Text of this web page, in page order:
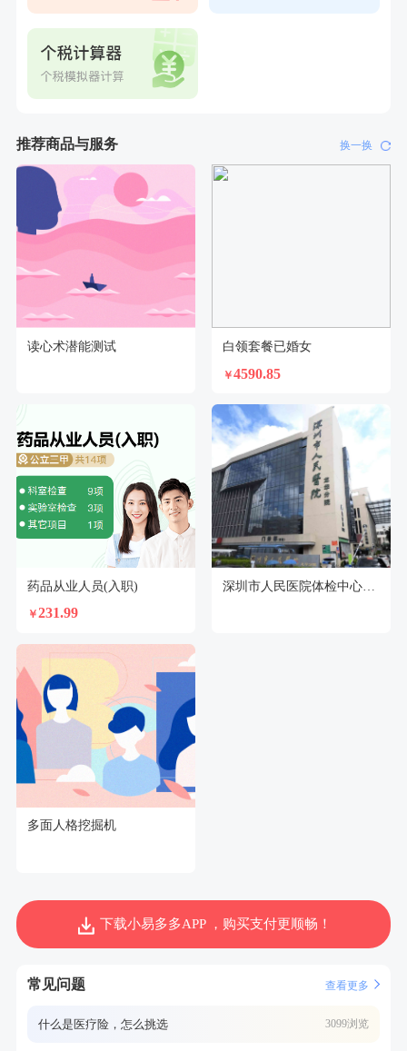
推荐商品与服务 换一换
读心术潜能测试 白领套餐已婚女
￥4590.85
药品从业人员(入职)
￥231.99
深圳市人民医院体检中心（龙华分院）
多面人格挖掘机
下载小易多多APP ，购买支付更顺畅！
常见问题 查看更多
什么是医疗险，怎么挑选 3099浏览